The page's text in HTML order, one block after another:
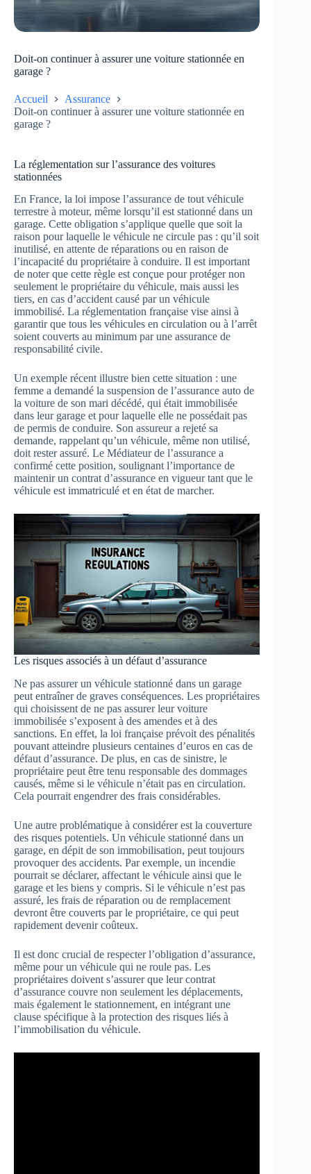
Doit-on continuer à assurer une voiture stationnée en
garage ?
Accueil
Assurance
Doit-on continuer à assurer une voiture stationnée en
garage ?
La réglementation sur l’assurance des voitures
stationnées
En France, la loi impose l’assurance de tout véhicule
terrestre à moteur, même lorsqu’il est stationné dans un
garage. Cette obligation s’applique quelle que soit la
raison pour laquelle le véhicule ne circule pas : qu’il soit
inutilisé, en attente de réparations ou en raison de
l’incapacité du propriétaire à conduire. Il est important
de noter que cette règle est conçue pour protéger non
seulement le propriétaire du véhicule, mais aussi les
tiers, en cas d’accident causé par un véhicule
immobilisé. La réglementation française vise ainsi à
garantir que tous les véhicules en circulation ou à l’arrêt
soient couverts au minimum par une assurance de
responsabilité civile.
Un exemple récent illustre bien cette situation : une
femme a demandé la suspension de l’assurance auto de
la voiture de son mari décédé, qui était immobilisée
dans leur garage et pour laquelle elle ne possédait pas
de permis de conduire. Son assureur a rejeté sa
demande, rappelant qu’un véhicule, même non utilisé,
doit rester assuré. Le Médiateur de l’assurance a
confirmé cette position, soulignant l’importance de
maintenir un contrat d’assurance en vigueur tant que le
véhicule est immatriculé et en état de marcher.
Les risques associés à un défaut d’assurance
Ne pas assurer un véhicule stationné dans un garage
peut entraîner de graves conséquences. Les propriétaires
qui choisissent de ne pas assurer leur voiture
immobilisée s’exposent à des amendes et à des
sanctions. En effet, la loi française prévoit des pénalités
pouvant atteindre plusieurs centaines d’euros en cas de
défaut d’assurance. De plus, en cas de sinistre, le
propriétaire peut être tenu responsable des dommages
causés, même si le véhicule n’était pas en circulation.
Cela pourrait engendrer des frais considérables.
Une autre problématique à considérer est la couverture
des risques potentiels. Un véhicule stationné dans un
garage, en dépit de son immobilisation, peut toujours
provoquer des accidents. Par exemple, un incendie
pourrait se déclarer, affectant le véhicule ainsi que le
garage et les biens y compris. Si le véhicule n’est pas
assuré, les frais de réparation ou de remplacement
devront être couverts par le propriétaire, ce qui peut
rapidement devenir coûteux.
Il est donc crucial de respecter l’obligation d’assurance,
même pour un véhicule qui ne roule pas. Les
propriétaires doivent s’assurer que leur contrat
d’assurance couvre non seulement les déplacements,
mais également le stationnement, en intégrant une
clause spécifique à la protection des risques liés à
l’immobilisation du véhicule.